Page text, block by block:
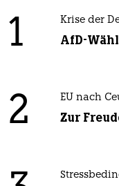
1 Krise der
AfD-
2 EU nach
Zur